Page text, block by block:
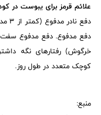
علائم قرمز برای یبوست در
دفع
دفع مدفوع. دفع مدفوع
خرگوش) رفتارهای نگه
کوچک متعدد در طول روز.
منبع: